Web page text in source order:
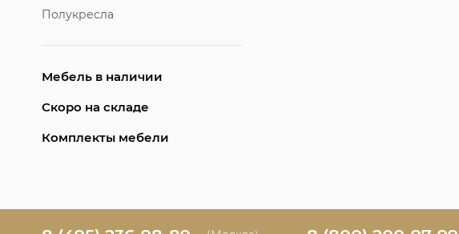
Полукресла
Мебель в наличии
Скоро на складе
Комплекты мебели